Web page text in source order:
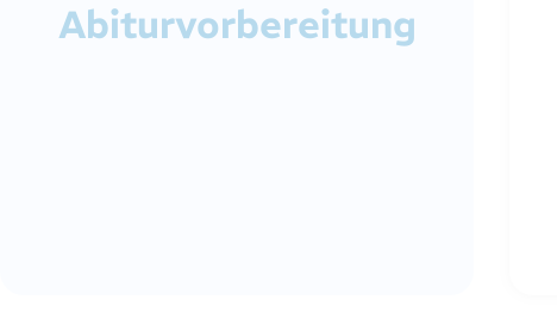
Abiturvorbereitung